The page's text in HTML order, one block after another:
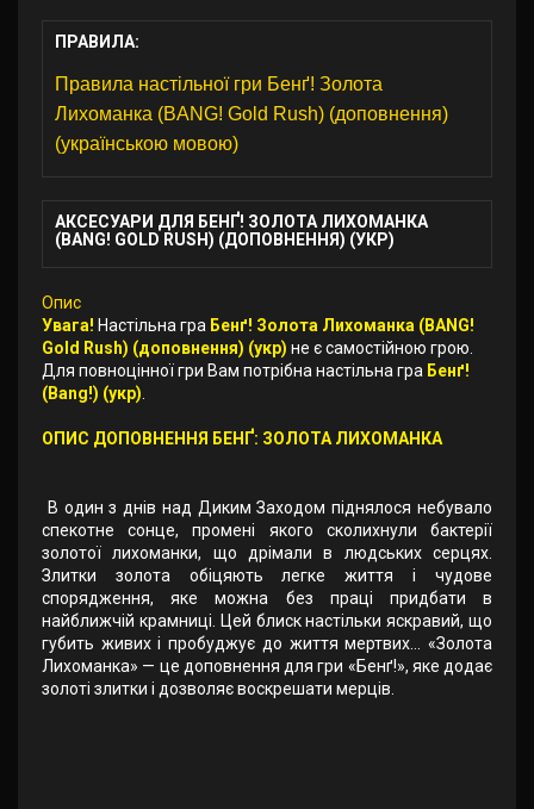
ПРАВИЛА:
Правила настільної гри Бенґ! Золота
Лихоманка (BANG! Gold Rush) (доповнення)
(українською мовою)
АКСЕСУАРИ ДЛЯ БЕНҐ! ЗОЛОТА ЛИХОМАНКА
(BANG! GOLD RUSH) (ДОПОВНЕННЯ) (УКР)
Опис
Увага! Настільна гра Бенґ! Золота Лихоманка (BANG!
Gold Rush) (доповнення) (укр) не є самостійною грою.
Для повноцінної гри Вам потрібна настільна гра Бенґ!
(Bang!) (укр)
ОПИС ДОПОВНЕННЯ БЕНҐ: ЗОЛОТА ЛИХОМАНКА
В один з днів над Диким Заходом піднялося небувало
спекотне сонце, промені якого сколихнули бактерії
золотої лихоманки, що дрімали в людських серцях.
Злитки золота обіцяють легке життя і чудове
спорядження, яке можна без праці придбати в
найближчій крамниці. Цей блиск настільки яскравий, що
губить живих і пробуджує до життя мертвих… «Золота
Лихоманка» — це доповнення для гри «Бенґ!», яке додає
золоті злитки і дозволяє воскрешати мерців.